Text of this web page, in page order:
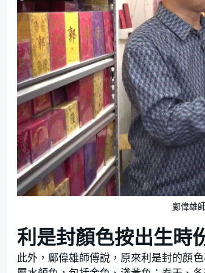
鄺偉雄
利是封顏色按出生時
此外，鄺偉雄師傅說，原來利是封的顏